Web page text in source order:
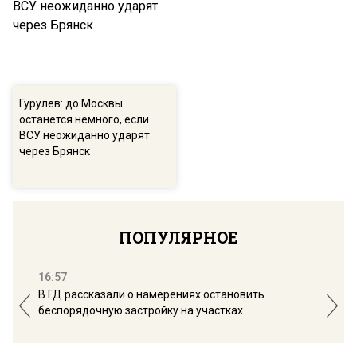
Гурулев: до Москвы
останется немного, если
ВСУ неожиданно ударят
через Брянск
ПОПУЛЯРНОЕ
16:57
В ГД рассказали о намерениях остановить
беспорядочную застройку на участках